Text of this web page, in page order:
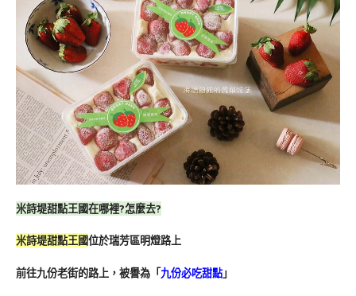
米詩堤甜點王國在哪裡?怎麼去?
米詩堤甜點王國位於瑞芳區明燈路上
前往九份老街的路上，被譽為「九份必吃甜點」